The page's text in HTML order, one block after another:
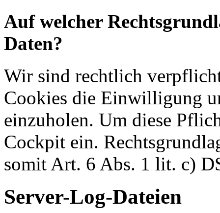
Auf welcher
Daten?
Wir sind rechtlich
Cookies die Einwilligung
einzuholen. Um diese
Cockpit ein.
somit Art. 6 Abs. 1 lit. c)
Server-Log-Dateien